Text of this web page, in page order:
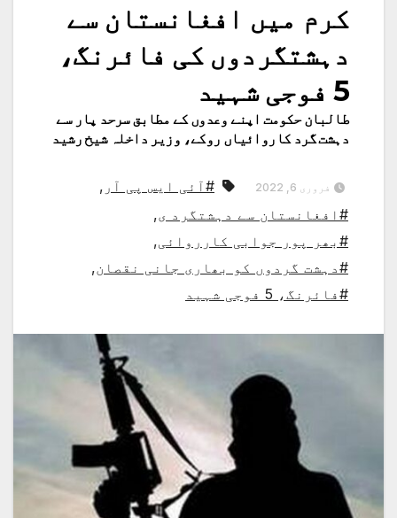
کرم میں افغانستان سے
دہشتگردوں کی فائرنگ،
5 فوجی شہید
طالبان حکومت اپنے وعدوں کے مطابق سرحد پار سے
دہشت گرد کاروائیاں روکے، وزیر داخلہ شیخ رشید
فروری 6, 2022 #آئی ایس پی آر ,
#افغانستان سے دہشتگرد ی,
#بھر پور جوابی کارروائی,
#دہشت گردوں کو بھاری جانی نقصان,
#فائرنگ، 5 فوجی شہید